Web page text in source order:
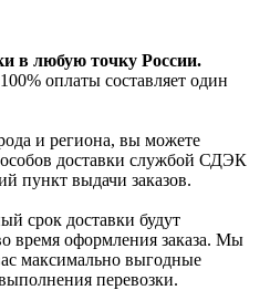
в любую точку России.
оплаты составляет один
и региона, вы можете
доставки службой СДЭК
пункт выдачи заказов.
срок доставки будут
время оформления заказа. Мы
максимально выгодные
перевозки.